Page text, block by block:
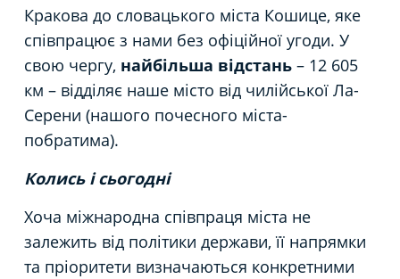
Кракова до словацького міста Кошице, яке
співпрацює з нами без офіційної угоди. У
свою чергу, найбільша відстань – 12 605
км – відділяє наше місто від чилійської Ла-
Серени (нашого почесного міста-
побратима).
Колись і сьогодні
Хоча міжнародна співпраця міста не
залежить від політики держави, її напрямки
та пріоритети визначаються конкретними